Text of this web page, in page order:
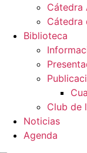
Cátedra
Cátedra
Biblioteca
Club de
Noticias
Agenda